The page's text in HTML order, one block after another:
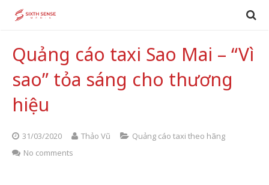
Quảng cáo taxi Sao Mai – “Vì
sao” tỏa sáng cho thương
hiệu
31/03/2020 Thảo Vũ
Quảng cáo taxi theo hãng
No comments